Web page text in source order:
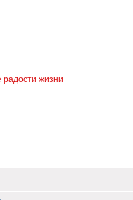
радости жизни